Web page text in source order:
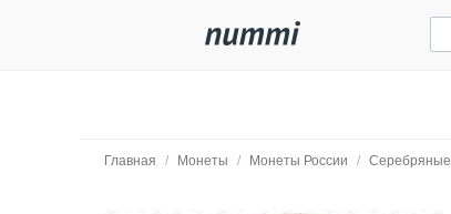
Главная / Монеты / Монеты России / Серебряные